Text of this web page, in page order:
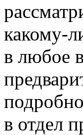
какому-
в любое
в отдел